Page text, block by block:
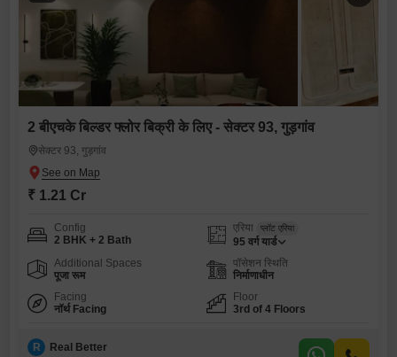
2 बीएचके बिल्डर फ्लोर बिक्री के लिए - सेक्टर 93, गुड़गांव
सेक्टर 93, गुड़गांव
₹ 1.21 Cr
Config
2 BHK + 2 Bath
एरिया प्लॉट एरिया
95 वर्ग यार्ड
Additional Spaces
पूजा रूम
पॉसेशन स्थिति
निर्माणाधीन
Facing
नॉर्थ Facing
Floor
3rd of 4 Floors
R Real Better